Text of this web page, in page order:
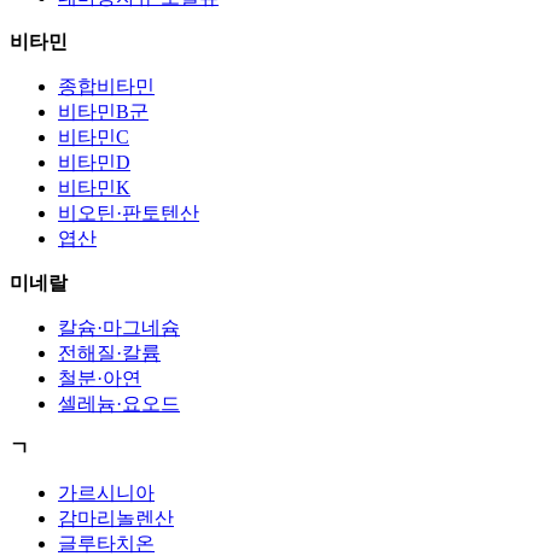
비타민
종합비타민
비타민B군
비타민C
비타민D
비타민K
비오틴·판토텐산
엽산
미네랄
칼슘·마그네슘
전해질·칼륨
철분·아연
셀레늄·요오드
ㄱ
가르시니아
감마리놀렌산
글루타치온